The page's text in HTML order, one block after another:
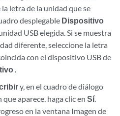
letra de la unidad que se
desplegable Dispositivo
USB elegida. Si se muestra
diferente, seleccione la letra
con el dispositivo USB de
.
y, en el cuadro de diálogo
aparece, haga clic enSí.
en la ventana Imagen de